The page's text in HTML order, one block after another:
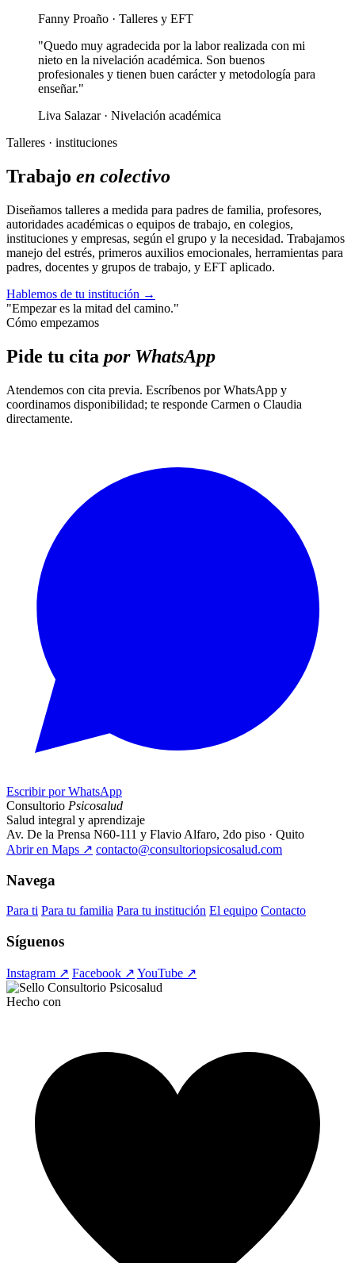
Fanny Proaño · Talleres y EFT
"Quedo muy agradecida por la labor realizada con mi
nieto en la nivelación académica. Son buenos
profesionales y tienen buen carácter y metodología para
enseñar."
Liva Salazar · Nivelación académica
Talleres · instituciones
Trabajo en colectivo
Diseñamos talleres a medida para padres de familia, profesores,
autoridades académicas o equipos de trabajo, en colegios,
instituciones y empresas, según el grupo y la necesidad. Trabajamos
manejo del estrés, primeros auxilios emocionales, herramientas para
padres, docentes y grupos de trabajo, y EFT aplicado.
Hablemos de tu institución →
"Empezar es la mitad del camino."
Cómo empezamos
Pide tu cita por WhatsApp
Atendemos con cita previa. Escríbenos por WhatsApp y
coordinamos disponibilidad; te responde Carmen o Claudia
directamente.
Escribir por WhatsApp
Consultorio Psicosalud
Salud integral y aprendizaje
Av. De la Prensa N60-111 y Flavio Alfaro, 2do piso · Quito
Abrir en Maps ↗ contacto@consultoriopsicosalud.com
Navega
Para ti Para tu familia Para tu institución El equipo Contacto
Síguenos
Instagram ↗ Facebook ↗ YouTube ↗
Hecho con